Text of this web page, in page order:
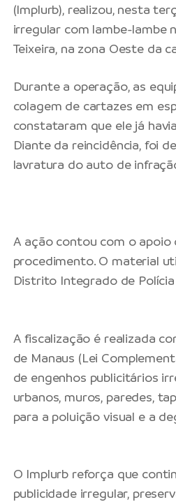
(Implurb), realizou, nesta
irregular com lambe-lambe
Teixeira, na zona Oeste da
Durante a operação, as
colagem de cartazes em
constataram que ele já
Diante da reincidência, foi
lavratura do auto de
A ação contou com o apoio
procedimento. O material
Distrito Integrado de Polícia
A fiscalização é realizada
de Manaus (Lei
de engenhos publicitários
urbanos, muros, paredes,
para a poluição visual e a
O Implurb reforça que
publicidade irregular,